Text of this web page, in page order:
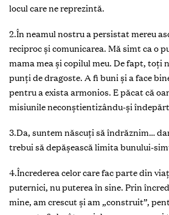
locul care ne reprezintă.
2.În neamul nostru a persistat mereu
reciproc și comunicarea. Mă simt ca o
mama mea și copilul meu. De fapt, toți
punți de dragoste. A fi buni și a face
pentru a exista armonios. E păcat că
misiunile neconștientizându-și
3.Da, suntem născuți să îndrăznim…
trebui să depășească limita bunului-
4.Încrederea celor care fac parte din
puternici, nu puterea în sine. Prin
mine, am crescut și am „construit”,